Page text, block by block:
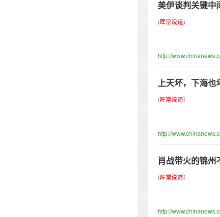
美伊谈判关键中
(晖常说道)
http://
上天坏，下海也
(晖常说道）
http://
肖战带火的锦州
(晖常说道）
http://